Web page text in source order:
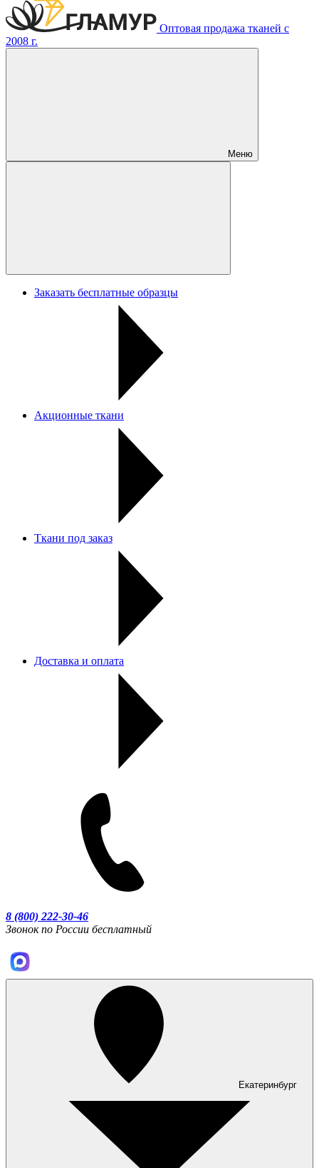
Оптовая продажа тканей с
2008 г.
Меню
Заказать бесплатные образцы
Акционные ткани
Ткани под заказ
Доставка и оплата
8 (800) 222-30-46
Звонок по России бесплатный
Екатеринбург